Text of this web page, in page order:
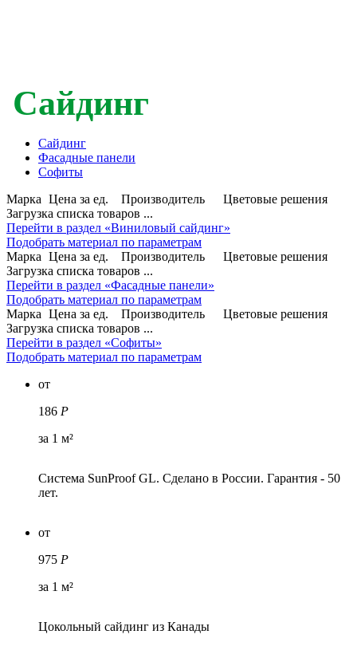
Сайдинг
Сайдинг
Фасадные панели
Софиты
Марка Цена за ед. Производитель
Цветовые решения
Загрузка списка товаров ...
Перейти в раздел «Виниловый сайдинг»
Подобрать материал по параметрам
Марка Цена за ед. Производитель
Цветовые решения
Загрузка списка товаров ...
Перейти в раздел «Фасадные панели»
Подобрать материал по параметрам
Марка Цена за ед. Производитель
Цветовые решения
Загрузка списка товаров ...
Перейти в раздел «Софиты»
Подобрать материал по параметрам
от
186 Р
за 1 м²
Система SunProof GL. Сделано в России. Гарантия - 50
лет.
от
975 Р
за 1 м²
Цокольный сайдинг из Канады